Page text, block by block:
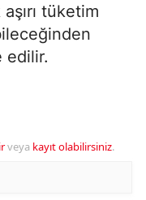
tüketim
edilir.
veya kayıt olabilirsiniz.